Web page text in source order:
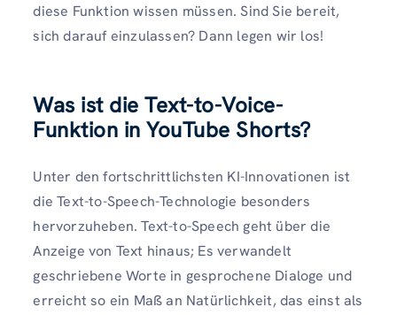
diese Funktion wissen müssen. Sind Sie bereit,
sich darauf einzulassen? Dann legen wir los!
Was ist die Text-to-Voice-
Funktion in YouTube Shorts?
Unter den fortschrittlichsten KI-Innovationen ist
die Text-to-Speech-Technologie besonders
hervorzuheben. Text-to-Speech geht über die
Anzeige von Text hinaus; Es verwandelt
geschriebene Worte in gesprochene Dialoge und
erreicht so ein Maß an Natürlichkeit, das einst als